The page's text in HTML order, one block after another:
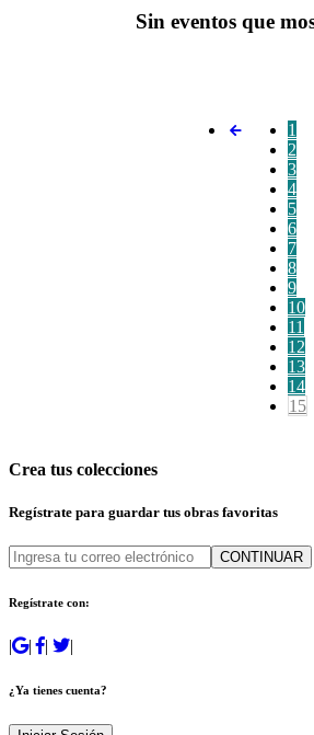
Sin eventos que
1
2
3
4
5
6
7
8
9
10
11
12
13
14
15
Crea tus colecciones
Regístrate para guardar tus obras favoritas
CONTINUAR
Regístrate con:
| | | |
¿Ya tienes cuenta?